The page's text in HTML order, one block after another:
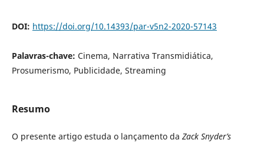
DOI: https://doi.org/10.14393/par-v5n2-2020-57143
Palavras-chave: Cinema, Narrativa Transmidiática,
Prosumerismo, Publicidade, Streaming
Resumo
O presente artigo estuda o lançamento da Zack Snyder’s